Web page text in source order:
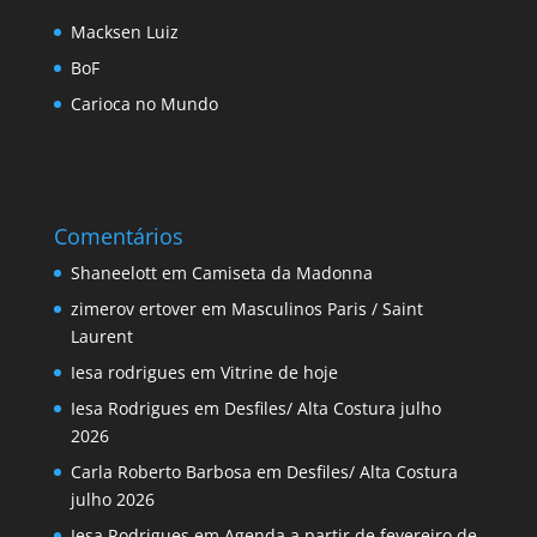
Macksen Luiz
BoF
Carioca no Mundo
Comentários
Shaneelottem Camiseta da Madonna
zimerov ertoverem Masculinos Paris / Saint
Laurent
Iesa rodrigues em Vitrine de hoje
Iesa Rodrigues em Desfiles/ Alta Costura julho
2026
Carla Roberto Barbosa em Desfiles/ Alta Costura
julho 2026